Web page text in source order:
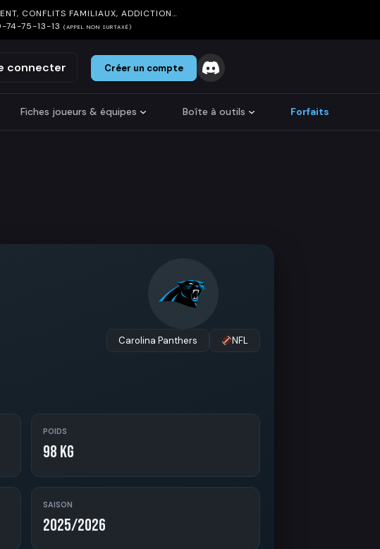
CONFLITS FAMILIAUX, ADDICTION…
74-75-13-13 (APPEL NON SURTAXÉ)
connecter Créer un compte
Fiches joueurs & équipes Boîte à outils Forfaits
Carolina Panthers NFL
POIDS
98 kg
SAISON
2025/2026